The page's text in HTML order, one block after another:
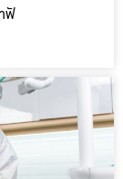
ฟั